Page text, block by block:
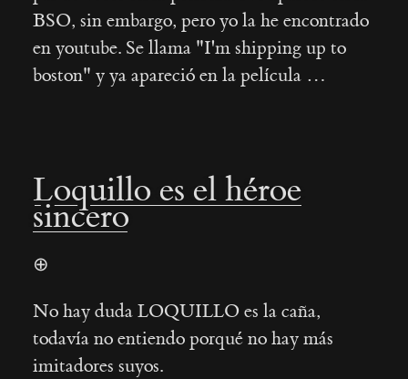
BSO, sin embargo, pero yo la he encontrado
en youtube. Se llama "I'm shipping up to
boston" y ya apareció en la película …
Loquillo es el héroe
sincero
⊕
No hay duda LOQUILLO es la caña,
todavía no entiendo porqué no hay más
imitadores suyos.